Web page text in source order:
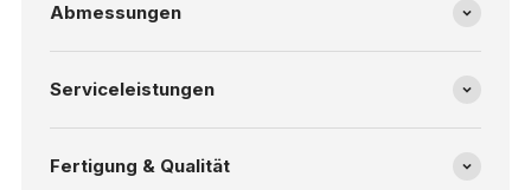
Abmessungen
Serviceleistungen
Fertigung & Qualität